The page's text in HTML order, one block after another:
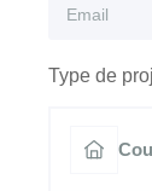
Type de